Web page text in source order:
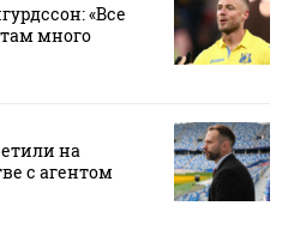
«Все
много
на
с агентом